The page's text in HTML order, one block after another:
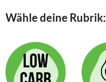
Wähle deine Rubrik: